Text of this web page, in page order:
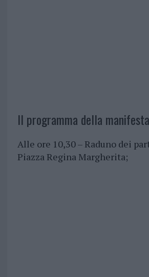
Il programma della
Alle ore 10,30 – Raduno dei
Piazza Regina Margherita;